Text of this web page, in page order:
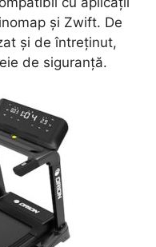
și Zwift. De
și de întreținut,
de siguranță.